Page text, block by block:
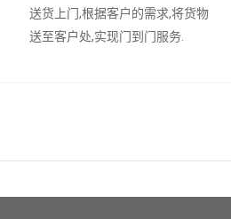
送货上门,根据客户的需求,将货物
送至客户处,实现门到门服务.